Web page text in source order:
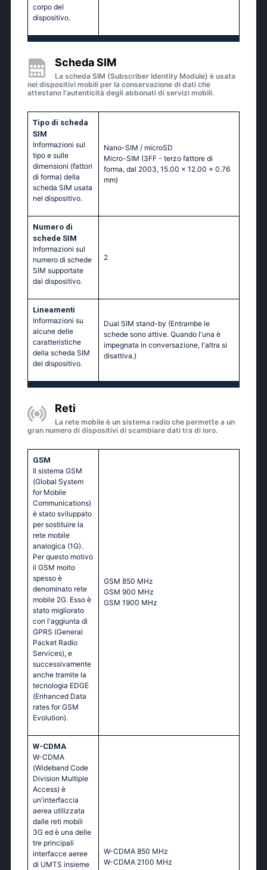
corpo del
dispositivo.
Scheda SIM
La scheda SIM (Subscriber Identity Module) è usata
nei dispositivi mobili per la conservazione di dati che
attestano l'autenticità degli abbonati di servizi mobili.
Tipo di scheda
SIM
Informazioni sul
tipo e sulle
dimensioni (fattori
di forma) della
scheda SIM usata
nel dispositivo.
Nano-SIM / microSD
Micro-SIM (3FF - terzo fattore di
forma, dal 2003, 15.00 x 12.00 x 0.76
mm)
Numero di
schede SIM
Informazioni sul
numero di schede
SIM supportate
dal dispositivo.
2
Lineamenti
Informazioni su
alcune delle
caratteristiche
della scheda SIM
del dispositivo.
Dual SIM stand-by (Entrambe le
schede sono attive. Quando l'una è
impegnata in conversazione, l'altra si
disattiva.)
Reti
La rete mobile è un sistema radio che permette a un
gran numero di dispositivi di scambiare dati tra di loro.
GSM
Il sistema GSM
(Global System
for Mobile
Communications)
è stato sviluppato
per sostituire la
rete mobile
analogica (1G).
Per questo motivo
il GSM molto
spesso è
denominato rete
mobile 2G. Esso è
stato migliorato
con l'aggiunta di
GPRS (General
Packet Radio
Services), e
successivamente
anche tramite la
tecnologia EDGE
(Enhanced Data
rates for GSM
Evolution).
GSМ 850 МНz
GSМ 900 МНz
GSМ 1900 МНz
W-CDMA
W-CDMA
(Wideband Code
Division Multiple
Access) è
un'interfaccia
aerea utilizzata
dalle reti mobili
3G ed è una delle
tre principali
interfacce aeree
di UMTS insieme
W-CDMA 850 MHz
W-CDMA 2100 MHz